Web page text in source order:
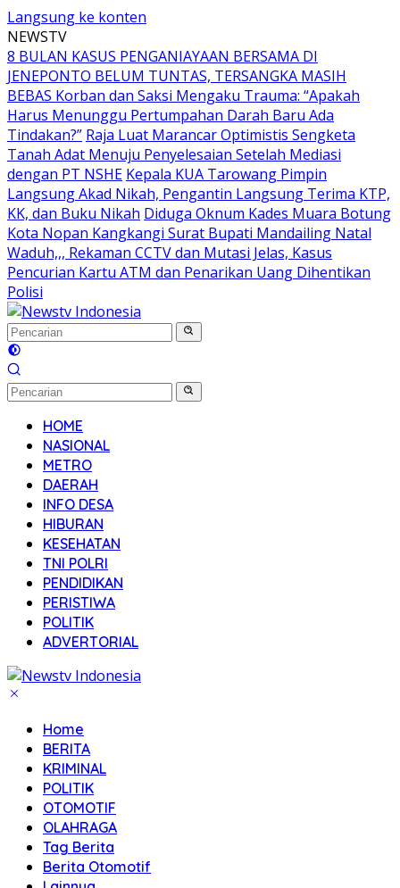
Langsung ke konten
NEWSTV
8 BULAN KASUS PENGANIAYAAN BERSAMA DI
JENEPONTO BELUM TUNTAS, TERSANGKA MASIH
BEBAS Korban dan Saksi Mengaku Trauma: “Apakah
Harus Menunggu Pertumpahan Darah Baru Ada
Tindakan?” Raja Luat Marancar Optimistis Sengketa
Tanah Adat Menuju Penyelesaian Setelah Mediasi
dengan PT NSHE Kepala KUA Tarowang Pimpin
Langsung Akad Nikah, Pengantin Langsung Terima KTP,
KK, dan Buku Nikah Diduga Oknum Kades Muara Botung
Kota Nopan Kangkangi Surat Bupati Mandailing Natal
Waduh,,, Rekaman CCTV dan Mutasi Jelas, Kasus
Pencurian Kartu ATM dan Penarikan Uang Dihentikan
Polisi
HOME
NASIONAL
METRO
DAERAH
INFO DESA
HIBURAN
KESEHATAN
TNI POLRI
PENDIDIKAN
PERISTIWA
POLITIK
ADVERTORIAL
Home
BERITA
KRIMINAL
POLITIK
OTOMOTIF
OLAHRAGA
Tag Berita
Berita Otomotif